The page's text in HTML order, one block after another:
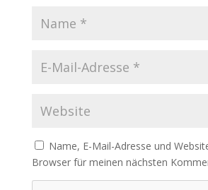
Name, E-Mail-Adresse und
Browser für meinen nächsten